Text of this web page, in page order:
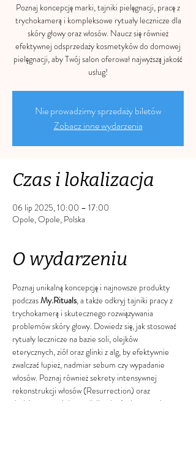
Poznaj koncepcję marki, tajniki pielęgnacji, pracę z
trychokamerą i kompleksowe rytuały lecznicze dla
skóry głowy oraz włosów. Naucz się również
efektywnej odsprzedaży kosmetyków do domowej
pielęgnacji, aby Twój salon oferował najwyższą jakość
usług!
Nie prowadzimy sprzedaży biletów
Zobacz inne wydarzenia
Czas i lokalizacja
06 lip 2025, 10:00 – 17:00
Opole, Opole, Polska
O wydarzeniu
Poznaj unikalną koncepcję i najnowsze produkty
podczas My.Rituals, a także odkryj tajniki pracy z
trychokamerą i skutecznego rozwiązywania
problemów skóry głowy. Dowiedz się, jak stosować
rytuały lecznicze na bazie soli, olejków
eterycznych, ziół oraz glinki z alg, by efektywnie
zwalczać łupież, nadmiar sebum czy wypadanie
włosów. Poznaj również sekrety intensywnej
rekonstrukcji włosów (Resurrection) oraz
dedykowanej pielęgnacji dla włosów kręconych